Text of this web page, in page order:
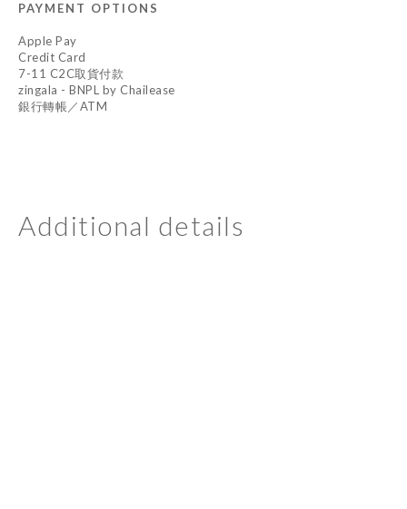
PAYMENT OPTIONS
Apple Pay
Credit Card
7-11 C2C取貨付款
zingala - BNPL by Chailease
銀行轉帳／ATM
Additional details